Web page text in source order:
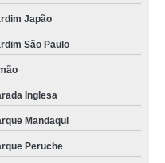
Japão
São Paulo
Inglesa
Mandaqui
Peruche